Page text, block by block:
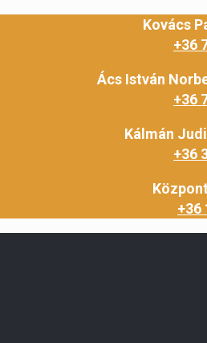
Kovács
+36
Ács István
+36
Kálmán
+36
+36